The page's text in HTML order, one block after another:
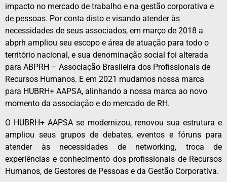
impacto no mercado de trabalho e na gestão corporativa e
de pessoas. Por conta disto e visando atender às
necessidades de seus associados, em março de 2018 a
abprh ampliou seu escopo e área de atuação para todo o
território nacional, e sua denominação social foi alterada
para ABPRH – Associação Brasileira dos Profissionais de
Recursos Humanos. E em 2021 mudamos nossa marca
para HUBRH+ AAPSA, alinhando a nossa marca ao novo
momento da associação e do mercado de RH.
O HUBRH+ AAPSA se modernizou, renovou sua estrutura e
ampliou seus grupos de debates, eventos e fóruns para
atender às necessidades de networking, troca de
experiências e conhecimento dos profissionais de Recursos
Humanos, de Gestores de Pessoas e da Gestão Corporativa.